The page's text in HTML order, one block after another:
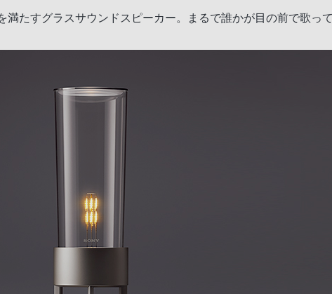
たすグラスサウンドスピーカー。まるで誰かが目の前で歌っ